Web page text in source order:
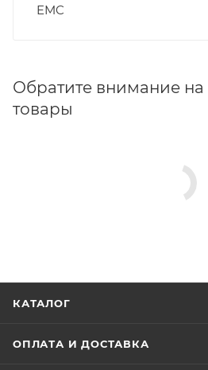
EMC
Обратите внимание
товары
КАТАЛОГ
ОПЛАТА И ДОСТАВКА